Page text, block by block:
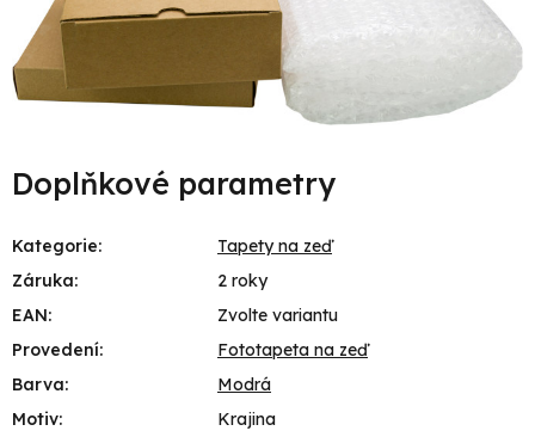
Doplňkové parametry
Kategorie:
Tapety na zeď
Záruka:
2 roky
EAN:
Zvolte variantu
Provedení:
Fototapeta na zeď
Barva:
Modrá
Motiv:
Krajina